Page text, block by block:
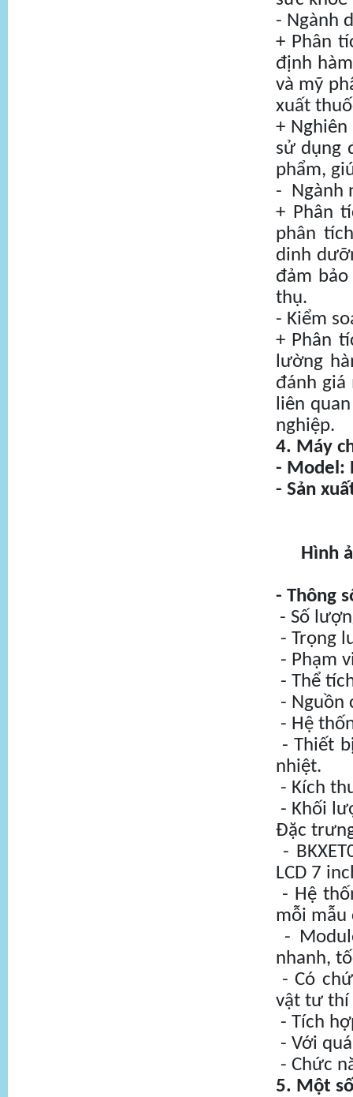
- Ngành
+ Phân
định
và mỹ
xuất
+
sử dụng
phẩm,
- Ngành
+ Phân
phân
dinh
đảm
thụ.
- Kiểm
+ Phân
lường
đánh
liên
nghiệp.
4. Máy
- Model:
- Sản
Hình
- Thông
- Số
- Trọng
- Phạm
- Thể
- Nguồn
- Hệ
- Thiết
nhiệt.
- Kích
- Khối
Đặc
-
LCD 7
- Hệ
mỗi mẫu
-
nhanh,
- Có
vật tư thí
- Tích
- Với
- Chức
5. Một